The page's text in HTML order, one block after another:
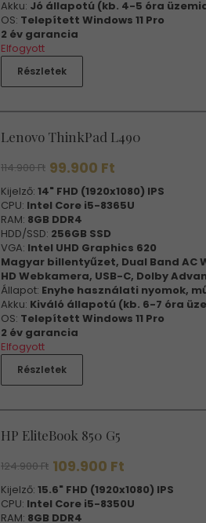
Akku: Jó állapotú (kb. 4-5 óra
OS: Telepített Windows 11 Pro
2 év garancia
Elfogyott
Részletek
Lenovo ThinkPad L490
114.900 Ft 99.900 Ft
Kijelző:14" FHD (1920x1080) IPS
CPU: Intel Core i5-8365U
RAM: 8GB DDR4
HDD/SSD: 256GB SSD
VGA: Intel UHD Graphics 620
Magyar billentyűzet, Dual Band AC
HD Webkamera, USB-C, Dolby
Állapot: Enyhe használati nyomok,
Akku: Kiváló állapotú (kb. 6-7 óra
OS: Telepített Windows 11 Pro
2 év garancia
Elfogyott
Részletek
HP EliteBook 850 G5
124.900 Ft 109.900 Ft
Kijelző:15.6" FHD (1920x1080) IPS
CPU: Intel Core i5-8350U
RAM: 8GB DDR4